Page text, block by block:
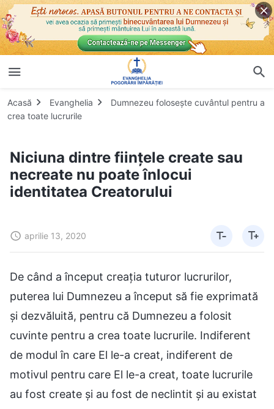
Acasă Evanghelia
Dumnezeu folosește cuvântul pentru a
crea toate lucrurile
Niciuna dintre ființele create sau
necreate nu poate înlocui
identitatea Creatorului
aprilie 13, 2020
De când a început creația tuturor lucrurilor,
puterea lui Dumnezeu a început să fie exprimată
și dezvăluită, pentru că Dumnezeu a folosit
cuvinte pentru a crea toate lucrurile. Indiferent
de modul în care El le-a creat, indiferent de
motivul pentru care El le-a creat, toate lucrurile
au fost create și au fost de neclintit și au existat